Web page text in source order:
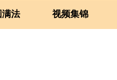
满法 视频集锦